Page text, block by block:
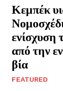
Κεμπέκ
ενίσχυση
από την
βία
FEATURED